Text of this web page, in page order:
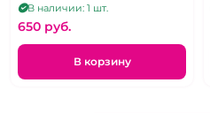
В наличии: 1 шт.
650 pуб.
В корзину